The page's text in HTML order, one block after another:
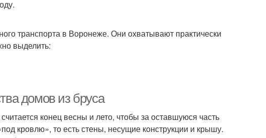
транспорта в Воронеже. Они охватывают практически
выделить:
домов из бруса
конец весны и лето, чтобы за оставшуюся часть
кровлю», то есть стены, несущие конструкции и крышу.